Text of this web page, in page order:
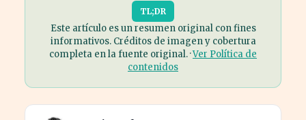
TL;DR
Este artículo es un resumen original con fines
informativos. Créditos de imagen y cobertura
completa en la fuente original. ·Ver Política de
contenidos